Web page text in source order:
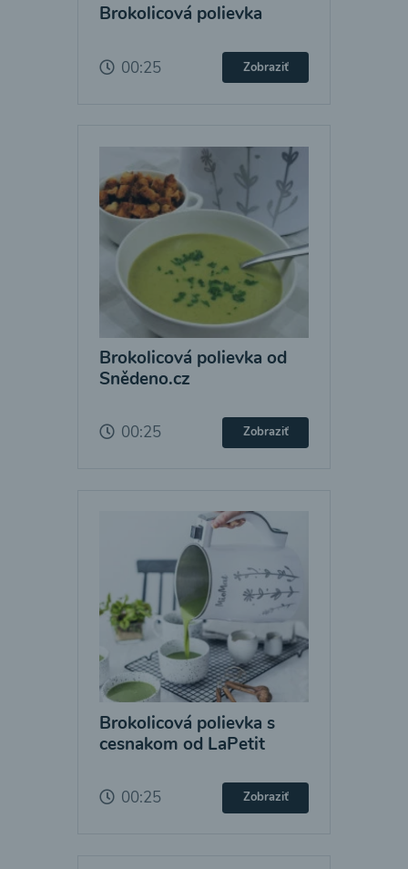
Brokolicová polievka
00:25 Zobraziť
Brokolicová polievka od
Snědeno.cz
00:25 Zobraziť
Brokolicová polievka s
cesnakom od LaPetit
00:25 Zobraziť